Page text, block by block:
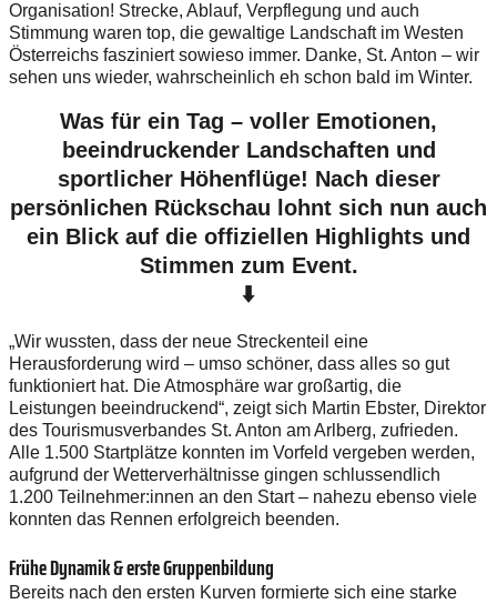
Organisation! Strecke, Ablauf, Verpflegung und auch
Stimmung waren top, die gewaltige Landschaft im Westen
Österreichs fasziniert sowieso immer. Danke, St. Anton – wir
sehen uns wieder, wahrscheinlich eh schon bald im Winter.
Was für ein Tag – voller Emotionen,
beeindruckender Landschaften und
sportlicher Höhenflüge! Nach dieser
persönlichen Rückschau lohnt sich nun auch
ein Blick auf die offiziellen Highlights und
Stimmen zum Event.
⬇️
„Wir wussten, dass der neue Streckenteil eine
Herausforderung wird – umso schöner, dass alles so gut
funktioniert hat. Die Atmosphäre war großartig, die
Leistungen beeindruckend“, zeigt sich Martin Ebster, Direktor
des Tourismusverbandes St. Anton am Arlberg, zufrieden.
Alle 1.500 Startplätze konnten im Vorfeld vergeben werden,
aufgrund der Wetterverhältnisse gingen schlussendlich
1.200 Teilnehmer:innen an den Start – nahezu ebenso viele
konnten das Rennen erfolgreich beenden.
Frühe Dynamik & erste Gruppenbildung
Bereits nach den ersten Kurven formierte sich eine starke